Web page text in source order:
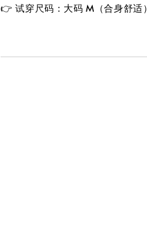
👉 试穿尺码：大码 M（合身舒适）